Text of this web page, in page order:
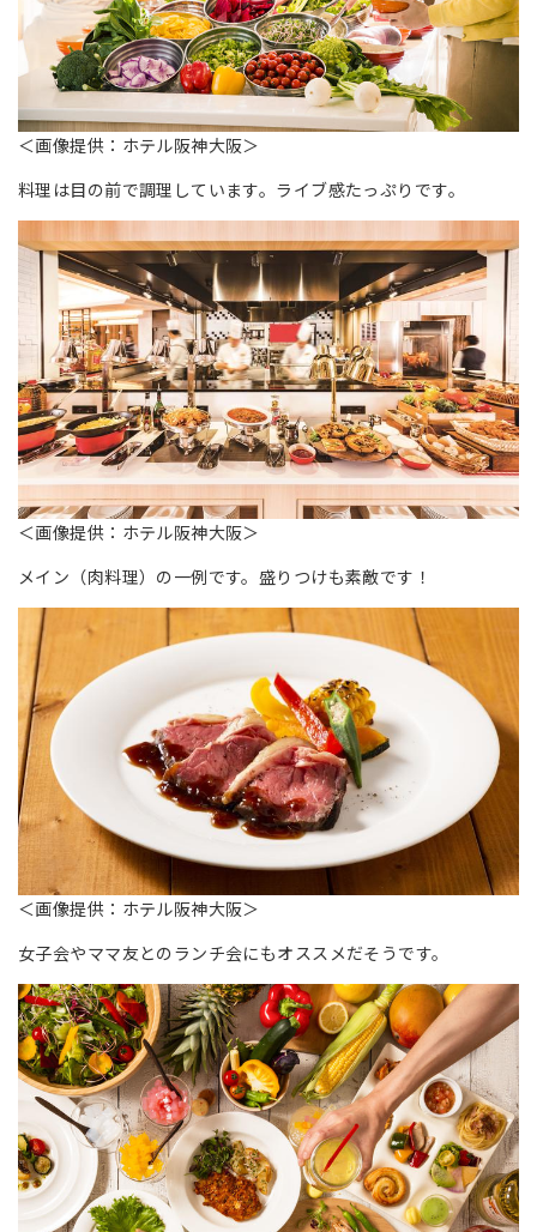
＜画像提供：ホテル阪神大阪＞
料理は目の前で調理しています。ライブ感たっぷりです。
＜画像提供：ホテル阪神大阪＞
メイン（肉料理）の一例です。盛りつけも素敵です！
＜画像提供：ホテル阪神大阪＞
女子会やママ友とのランチ会にもオススメだそうです。